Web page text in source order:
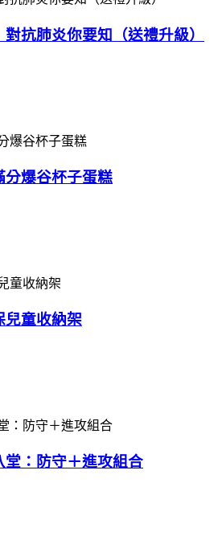
對抗肺炎你要知（送禮升級）
分爆谷杯子蛋糕
兒童收納架
堂：防守＋進攻組合